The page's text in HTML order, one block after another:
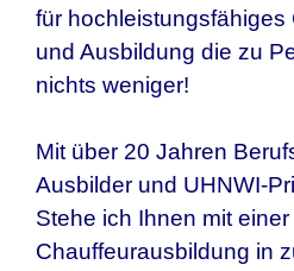
für hochleistungsfähiges
und Ausbildung die zu
nichts weniger!
Mit über 20 Jahren
Ausbilder und UHNWI-
Stehe ich Ihnen mit
Chauffeurausbildung in